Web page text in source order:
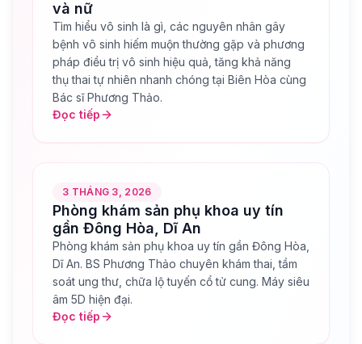
và nữ
Tìm hiểu vô sinh là gì, các nguyên nhân gây
bệnh vô sinh hiếm muộn thường gặp và phương
pháp điều trị vô sinh hiệu quả, tăng khả năng
thụ thai tự nhiên nhanh chóng tại Biên Hòa cùng
Bác sĩ Phương Thảo.
Đọc tiếp
3 THÁNG 3, 2026
Phòng khám sản phụ khoa uy tín
gần Đông Hòa, Dĩ An
Phòng khám sản phụ khoa uy tín gần Đông Hòa,
Dĩ An. BS Phương Thảo chuyên khám thai, tầm
soát ung thư, chữa lộ tuyến cổ tử cung. Máy siêu
âm 5D hiện đại.
Đọc tiếp